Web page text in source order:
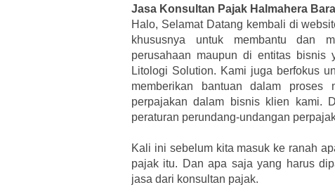
Jasa Konsultan Pajak Halmahera
Halo, Selamat Datang kembali di
khususnya untuk membantu dan
perusahaan maupun di entitas bisnis
Litologi Solution. Kami juga berfokus
memberikan bantuan dalam proses
perpajakan dalam bisnis klien kami.
peraturan perundang-undangan
Kali ini sebelum kita masuk ke ranah
pajak itu. Dan apa saja yang harus
jasa dari konsultan pajak.